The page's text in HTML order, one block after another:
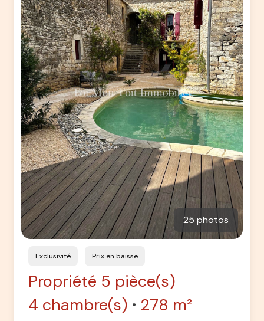
25 photos
Exclusivité Prix en baisse
Propriété 5 pièce(s)
4 chambre(s)
278 m²